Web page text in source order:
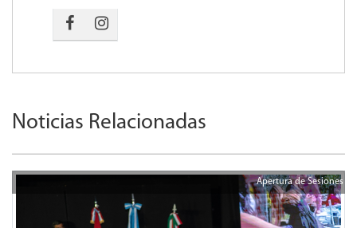
Noticias Relacionadas
Apertura de Sesiones